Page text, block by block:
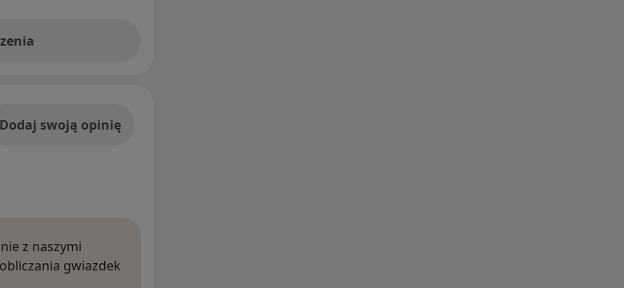
Dodaj swoją opinię
z naszymi
gwiazdek